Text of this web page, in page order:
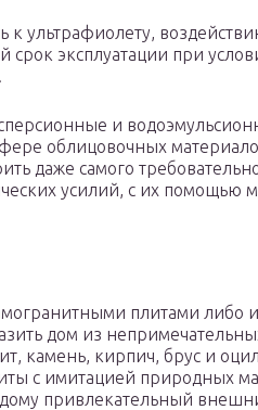
к ультрафиолету,
срок эксплуатации при
и
облицовочных
даже самого
усилий, с их помощью
плитами либо
дом из
камень, кирпич, брус и
с имитацией природных
привлекательный